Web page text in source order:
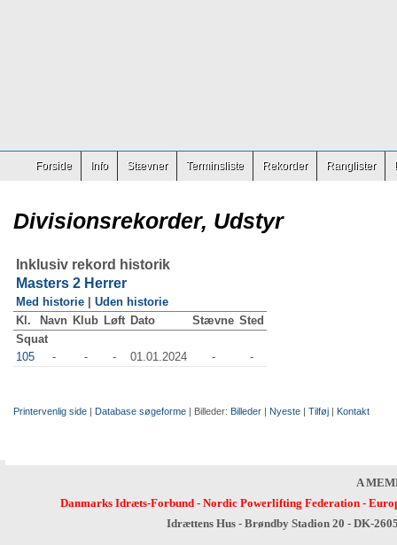
Forside Info Stævner Terminsliste Rekorder Ranglister
Divisionsrekorder, Udstyr
Inklusiv rekord historik
Masters 2 Herrer
Med historie
Uden historie
Kl.
Navn Klub Løft Dato Stævne Sted
Squat
105
- - - 01.01.2024 - -
Printervenlig side | Database søgeforme | Billeder: Billeder | Nyeste | Tilføj | Kontakt
A
Danmarks Idræts-Forbund- Nordic Powerlifting Federation-
Idrættens Hus - Brøndby Stadion 20 - DK-